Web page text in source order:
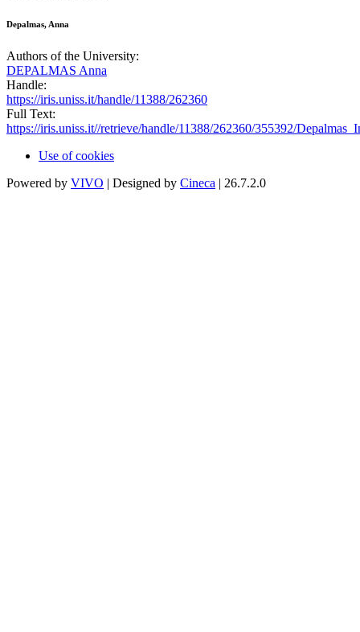
Depalmas, Anna
Authors of the University:
DEPALMAS Anna
Handle:
https://iris.uniss.it/handle/11388/262360
Full Text:
https://iris.uniss.it//retrieve/handle/11388/262360/355392/
Use of cookies
Powered by VIVO | Designed by Cineca | 26.7.2.0